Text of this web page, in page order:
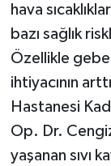
hava
bazı sağlık
Özellikle
ihtiyacının
Hastanesi
Op. Dr.
yaşanan sıvı